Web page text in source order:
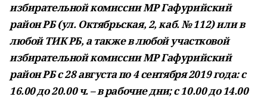
избирательной комиссии МР Гафурийский
район РБ (ул. Октябрьская, 2, каб. № 112) или в
любой ТИК РБ, а также в любой участковой
избирательной комиссии МР Гафурийский
район РБ с 28 августа по 4 сентября 2019 года: с
16.00 до 20.00 ч. – в рабочие дни; с 10.00 до 14.00